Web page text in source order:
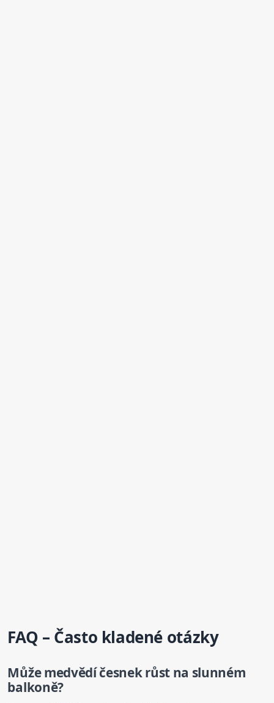
FAQ – Často kladené otázky
Může medvědí česnek růst na slunném
balkoně?